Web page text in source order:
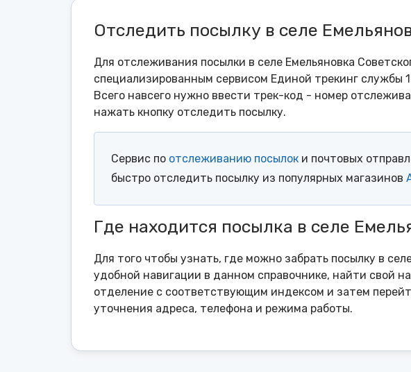
Отследить посылку в селе
Для отслеживания посылки в селе Емельяновка
специализированным сервисом Единой трекинг службы
Всего навсего нужно ввести трек-код - номер
нажать кнопку отследить посылку.
Сервис по отслеживанию посылок и почтовых
быстро отследить посылку из популярных магазинов
Где находится посылка в селе
Для того чтобы узнать, где можно забрать посылку в
удобной навигации в данном справочнике, найти свой
отделение с соответствующим индексом и затем
уточнения адреса, телефона и режима работы.